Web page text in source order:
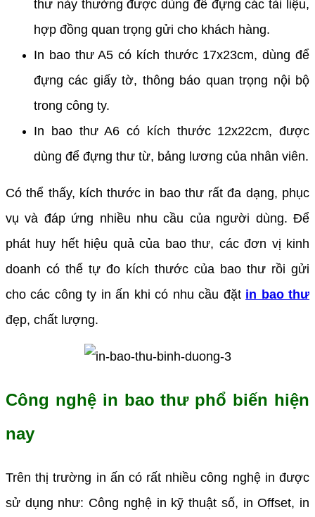
thư này thường được dùng để đựng các tài liệu,
hợp đồng quan trọng gửi cho khách hàng.
In bao thư A5 có kích thước 17x23cm, dùng để
đựng các giấy tờ, thông báo quan trọng nội bộ
trong công ty.
In bao thư A6 có kích thước 12x22cm, được
dùng để đựng thư từ, bảng lương của nhân viên.
Có thể thấy, kích thước in bao thư rất đa dạng, phục
vụ và đáp ứng nhiều nhu cầu của người dùng. Để
phát huy hết hiệu quả của bao thư, các đơn vị kinh
doanh có thể tự đo kích thước của bao thư rồi gửi
cho các công ty in ấn khi có nhu cầu đặt in bao thư
đẹp, chất lượng.
Công nghệ in bao thư phổ biến hiện
nay
Trên thị trường in ấn có rất nhiều công nghệ in được
sử dụng như: Công nghệ in kỹ thuật số, in Offset, in